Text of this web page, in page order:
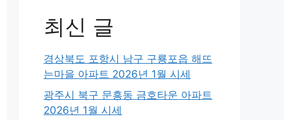
최신 글
경상북도 포항시 남구 구룡포읍 해뜨
는마을 아파트 2026년 1월 시세
광주시 북구 문흥동 금호타운 아파트
2026년 1월 시세